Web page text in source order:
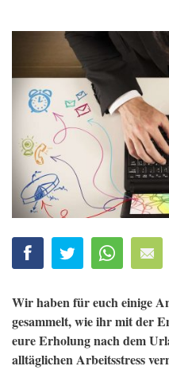
Wir haben für euch einige
gesammelt, wie ihr mit der
eure Erholung nach dem
alltäglichen Arbeitsstress